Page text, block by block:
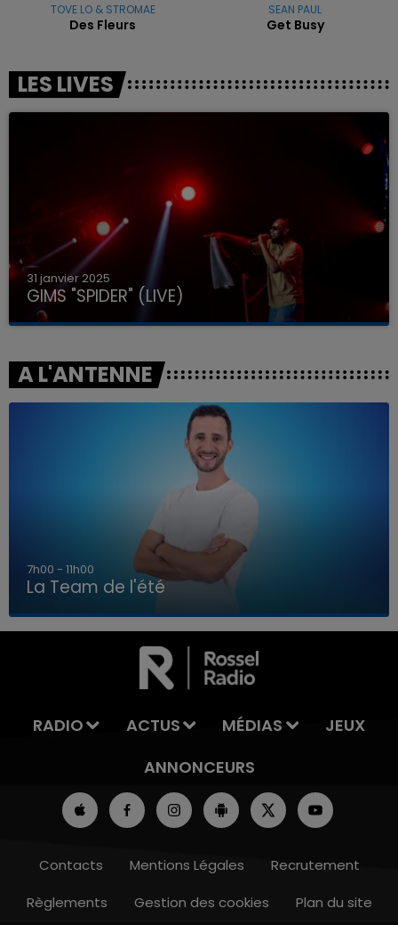
LA TEAM DE L'ÉTÉ
TOVE LO & STROMAE
Des Fleurs
SEAN PAUL
Get Busy
LES LIVES
31 janvier 2025
GIMS "SPIDER" (LIVE)
A L'ANTENNE
7h00 - 11h00
La Team de l'été
RADIO ACTUS MÉDIAS
JEUX
ANNONCEURS
Contacts Mentions Légales
Recrutement
Règlements
Gestion des cookies Plan du site